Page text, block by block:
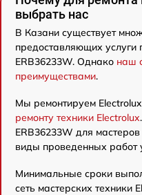
выбрать нас
В Казани существует
предоставляющих услуги
ERB36233W. Однако наш
преимуществами.
Мы ремонтируем
ремонту техники Electrolux
ERB36233W для
виды проведенных работ
Минимальные сроки
сеть мастерских техники